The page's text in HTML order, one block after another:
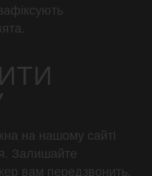
на нашому сайті
Залишайте
вам передзвонить.